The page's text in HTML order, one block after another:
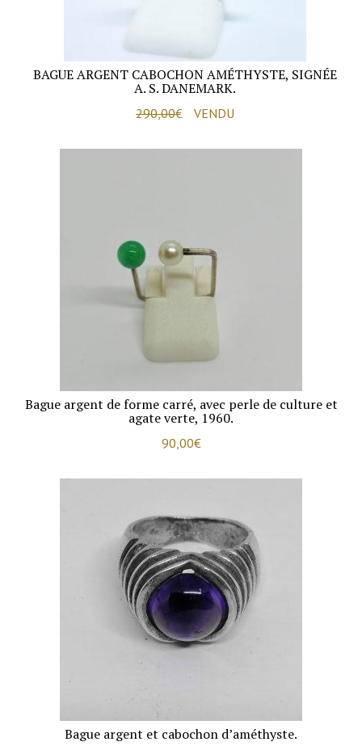
BAGUE ARGENT CABOCHON AMÉTHYSTE, SIGNÉE
A. S. DANEMARK.
290,00€ VENDU
Bague argent de forme carré, avec perle de culture et
agate verte, 1960.
90,00€
Bague argent et cabochon d’améthyste.